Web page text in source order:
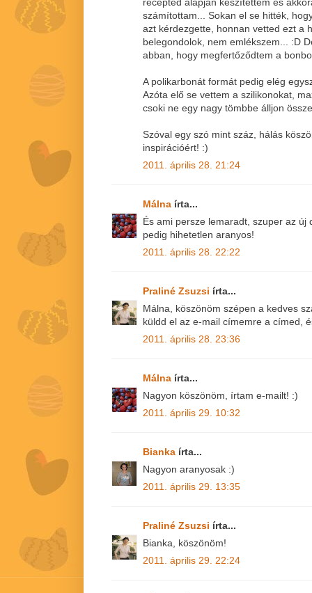
recepted alapján készítettem és
számítottam... Sokan el se hitték,
azt kérdezgette, honnan vetted ezt a
belegondolok, nem emlékszem... :D
abban, hogy megfertőződtem a
A polikarbonát formát pedig elég
Azóta elő se vettem a szilikonokat,
csoki ne egy nagy tömbbe álljon
Szóval egy szó mint száz, hálás
inspirációért! :)
2011. április 28. 21:24
Málna írta...
És ami persze lemaradt, szuper az új
pedig hihetetlen aranyos!
2011. április 28. 22:22
Praliné Zsuzsi írta...
Málna, köszönöm szépen a kedves
küldd el az e-mail címemre a címed,
2011. április 28. 23:36
Málna írta...
Nagyon köszönöm, írtam e-mailt! :)
2011. április 29. 10:32
Bianka írta...
Nagyon aranyosak :)
2011. április 29. 13:35
Praliné Zsuzsi írta...
Bianka, köszönöm!
2011. április 29. 22:24